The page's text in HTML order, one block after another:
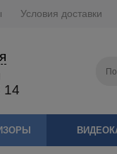
Условия доставки
14